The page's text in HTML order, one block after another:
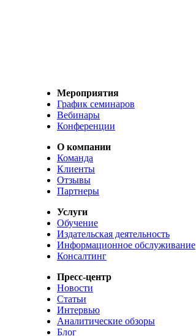
Мероприятия
График семинаров
Вебинары
Конференции
О компании
Команда
Клиенты
Отзывы
Партнеры
Услуги
Обучение
Издательская деятельность
Информационное обслуживание
Консалтинг
Пресс-центр
Новости
Статьи
Интервью
Аналитические обзоры
Блог